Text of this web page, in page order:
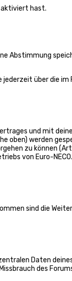
aktiviert hast.
Abstimmung
über die im
und mit
oben) werden
zu können
von Euro-
sind die
Daten
des